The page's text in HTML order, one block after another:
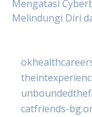
Mengatasi
Melindungi Diri
catfriends-